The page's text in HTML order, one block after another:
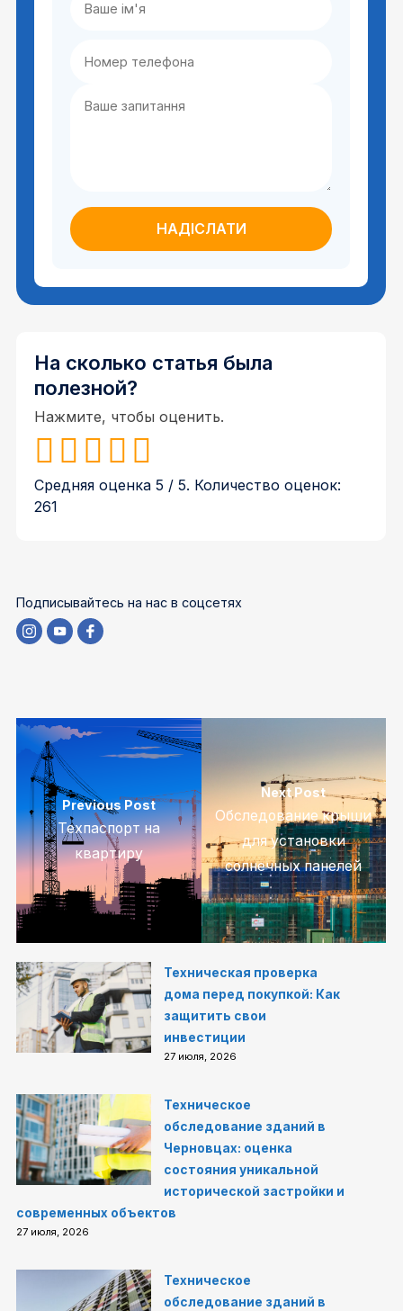
На сколько статья была
полезной?
Нажмите, чтобы оценить.
Средняя оценка5 / 5. Количество оценок:
261
Подписывайтесь на нас в соцсетях
Previous Post
Техпаспорт на
квартиру
Next Post
Обследование крыши
для установки
солнечных панелей
Техническая проверка
дома перед покупкой: Как
защитить свои
инвестиции
27 июля, 2026
Техническое
обследование зданий в
Черновцах: оценка
состояния уникальной
исторической застройки и
современных объектов
27 июля, 2026
Техническое
обследование зданий в